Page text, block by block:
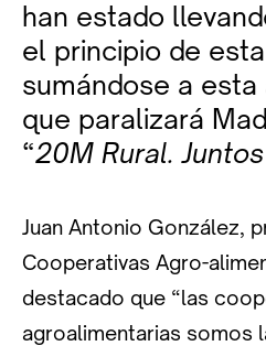
han estado
el principio de
sumándose a
que paralizará
“20M Rural.
Juan Antonio González,
Cooperativas Agro-
destacado que “las
agroalimentarias somos